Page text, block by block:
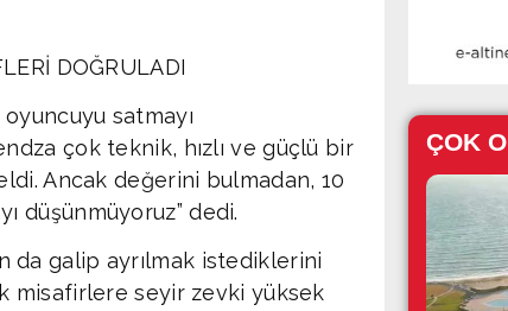
DOĞRULADI
satmayı
çok teknik, hızlı ve güçlü bir
Ancak değerini bulmadan, 10
düşünmüyoruz” dedi.
da galip ayrılmak istediklerini
misafirlere seyir zevki yüksek
ÇOK